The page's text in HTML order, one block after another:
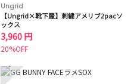
Ungrid
【Ungrid×靴下屋】刺繍アメリブ2pacソ
ックス
3,960 円
20%OFF
4